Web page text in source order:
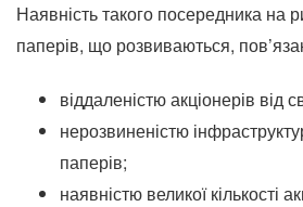
Наявність такого посередника на
паперів, що розвиваються,
віддаленістю акціонерів від
нерозвиненістю
паперів;
наявністю великої кількості